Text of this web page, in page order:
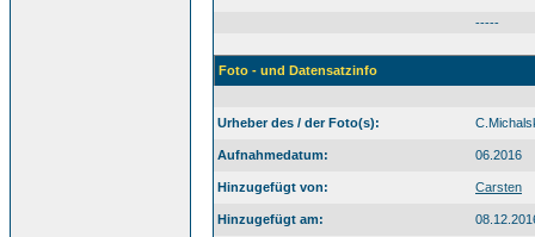
-----
Foto - und Datensatzinfo
Urheber des / der Foto(s):
Aufnahmedatum: 06.2016
Hinzugefügt von: Carsten
Hinzugefügt am: